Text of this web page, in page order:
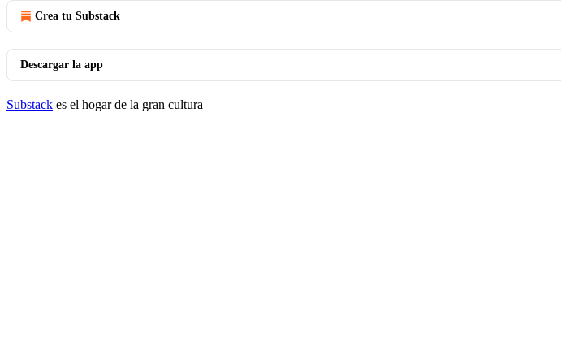
Crea tu Substack
Descargar la app
Substack es el hogar de la gran cultura